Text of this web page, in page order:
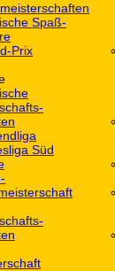
Spaß-
Prix
Süd